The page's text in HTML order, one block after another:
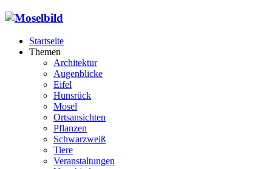
Startseite
Themen
Architektur
Augenblicke
Eifel
Hunsrück
Mosel
Ortsansichten
Pflanzen
Schwarzweiß
Tiere
Veranstaltungen